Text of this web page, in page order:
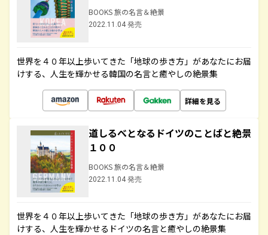
BOOKS 旅の名言＆絶景
2022.11.04 発売
世界を４０年以上歩いてきた「地球の歩き方」があなたにお届
けする、人生を輝かせる韓国の名言と癒やしの絶景集
詳細を見る
道しるべとなるドイツのことばと絶景
１００
BOOKS 旅の名言＆絶景
2022.11.04 発売
世界を４０年以上歩いてきた「地球の歩き方」があなたにお届
けする、人生を輝かせるドイツの名言と癒やしの絶景集